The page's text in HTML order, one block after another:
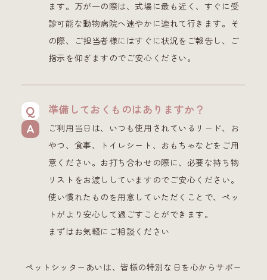
ます。万が一の際は、式場に最も近く、すぐに受
診可能な動物病院へ速やかに連れて行きます。そ
の際、ご担当者様にはすぐに状況をご報告し、ご
指示を仰ぎますのでご安心ください。
準備しておくものはありますか？
ご利用当日は、いつも使用されているリード、お
やつ、食事、トイレシート、おもちゃなどをご用
意ください。お打ち合わせの際に、必要な持ち物
リストをお渡ししていますのでご安心ください。
使い慣れたものを用意していただくことで、ペッ
トがより安心して過ごすことができます。
まずはお気軽にご相談ください
ペットシッターあいは、皆様の特別な日を心からサポー